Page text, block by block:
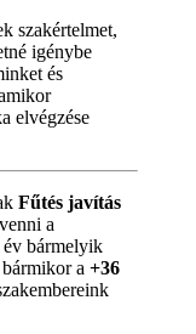
szakértelmet,
igénybe
és
elvégzése
Fűtés javítás
a
év bármelyik
a +36